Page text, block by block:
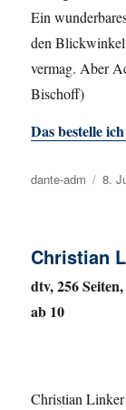
Ein
den
vermag. Aber
Bischoff)
Das bestelle
Autor
dante-adm 8.
Christian
dtv, 256
ab 10
Christian